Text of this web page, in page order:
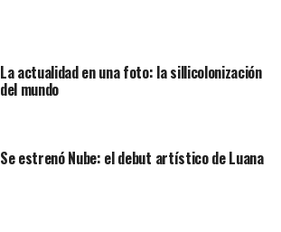
La actualidad en una foto: la sillicolonización
del mundo
Se estrenó Nube: el debut artístico de Luana